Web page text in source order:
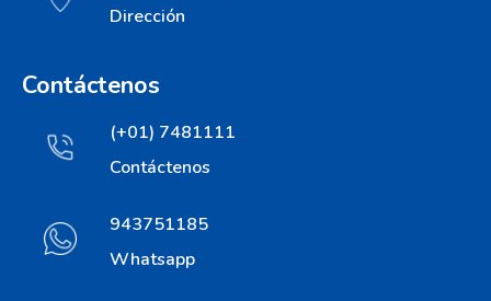
Dirección
Contáctenos
(+01) 7481111
Contáctenos
943751185
Whatsapp